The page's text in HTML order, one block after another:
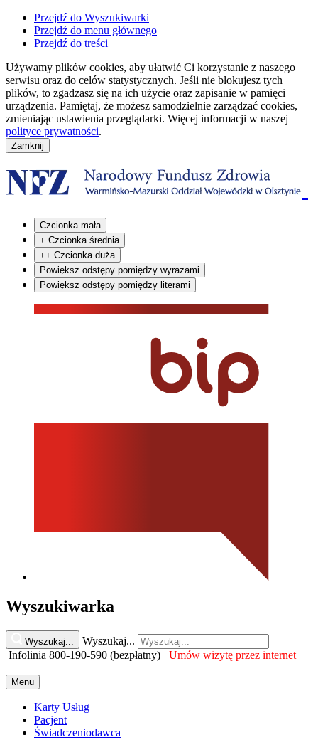
Przejdź do Wyszukiwarki
Przejdź do menu głównego
Przejdź do treści
Używamy plików cookies, aby ułatwić Ci korzystanie z naszego
serwisu oraz do celów statystycznych. Jeśli nie blokujesz tych
plików, to zgadzasz się na ich użycie oraz zapisanie w pamięci
urządzenia. Pamiętaj, że możesz samodzielnie zarządzać cookies,
zmieniając ustawienia przeglądarki. Więcej informacji w naszej
polityce prywatności.
Czcionka mała
+ Czcionka średnia
++ Czcionka duża
Powiększ odstępy pomiędzy wyrazami
Powiększ odstępy pomiędzy literami
Wyszukiwarka
Wyszukaj...
Wyszukaj...
Infolinia 800-190-590 (bezpłatny)
Umów wizytę przez internet
Menu
Karty Usług
Pacjent
Świadczeniodawca